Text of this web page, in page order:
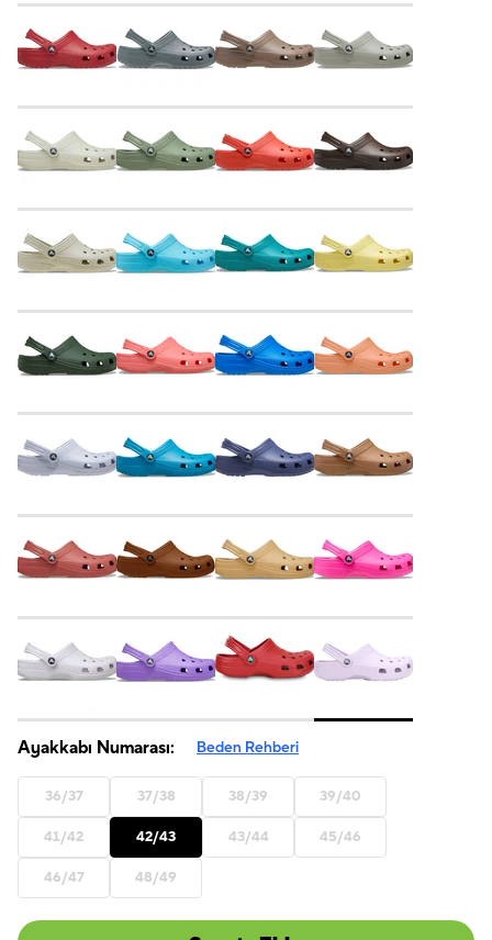
Ayakkabı Numarası: Beden Rehberi
36/37 37/38 38/39 39/40
41/42 42/43 43/44 45/46
46/47 48/49